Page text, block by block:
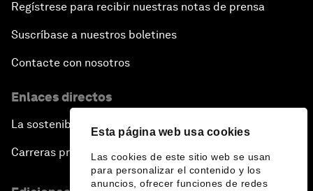
Esta página web usa cookies
Las cookies de este sitio web se usan
para personalizar el contenido y los
anuncios, ofrecer funciones de redes
Regístrese para recibir nuestras notas de prensa
Suscríbase a nuestros boletines
Contacte con nosotros
Enlaces directos
La sostenibilidad en el Foro
Carreras profesionales